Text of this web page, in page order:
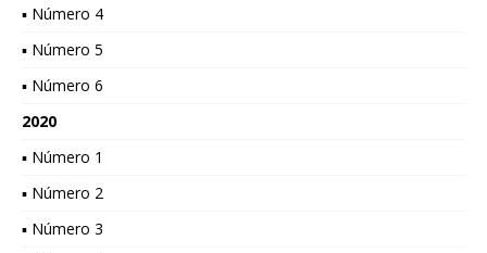
▪ Número 4
▪ Número 5
▪ Número 6
2020
▪ Número 1
▪ Número 2
▪ Número 3